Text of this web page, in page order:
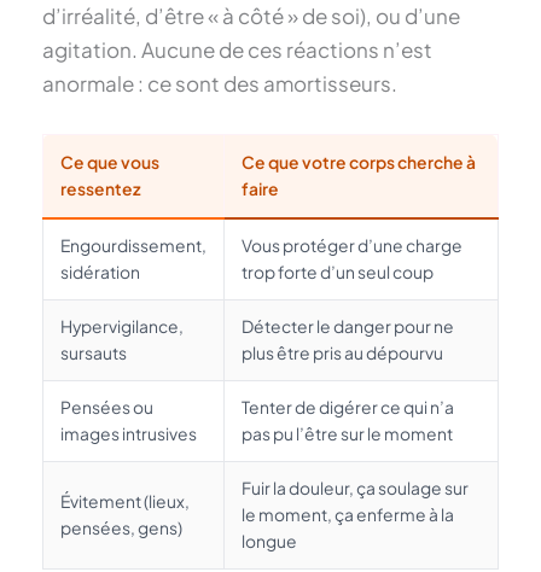
d’irréalité, d’être « à côté » de soi), ou d’une
agitation. Aucune de ces réactions n’est
anormale : ce sont des amortisseurs.
Ce que vous
ressentez
Ce que votre corps cherche à
faire
Engourdissement,
sidération
Vous protéger d’une charge
trop forte d’un seul coup
Hypervigilance,
sursauts
Détecter le danger pour ne
plus être pris au dépourvu
Pensées ou
images intrusives
Tenter de digérer ce qui n’a
pas pu l’être sur le moment
Évitement (lieux,
pensées, gens)
Fuir la douleur, ça soulage sur
le moment, ça enferme à la
longue